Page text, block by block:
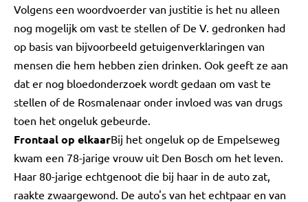
Volgens een woordvoerder van justitie is het nu alleen
nog mogelijk om vast te stellen of De V. gedronken had
op basis van bijvoorbeeld getuigenverklaringen van
mensen die hem hebben zien drinken. Ook geeft ze aan
dat er nog bloedonderzoek wordt gedaan om vast te
stellen of de Rosmalenaar onder invloed was van drugs
toen het ongeluk gebeurde.
Frontaal op elkaarBij het ongeluk op de Empelseweg
kwam een 78-jarige vrouw uit Den Bosch om het leven.
Haar 80-jarige echtgenoot die bij haar in de auto zat,
raakte zwaargewond. De auto's van het echtpaar en van